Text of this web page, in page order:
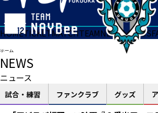
HOMETICKETMATCHTEAMNEWSGOODS
ホーム
NEWS
ニュース
試合・練習 ファンクラブ グッズ